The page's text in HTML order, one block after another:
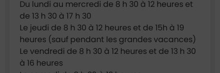
Du lundi au mercredi de 8 h 30 à 12 heures et
de 13 h 30 à 17 h 30
Le jeudi de 8 h 30 à 12 heures et de 15h à 19
heures (sauf pendant les grandes vacances)
Le vendredi de 8 h 30 à 12 heures et de 13 h 30
à 16 heures